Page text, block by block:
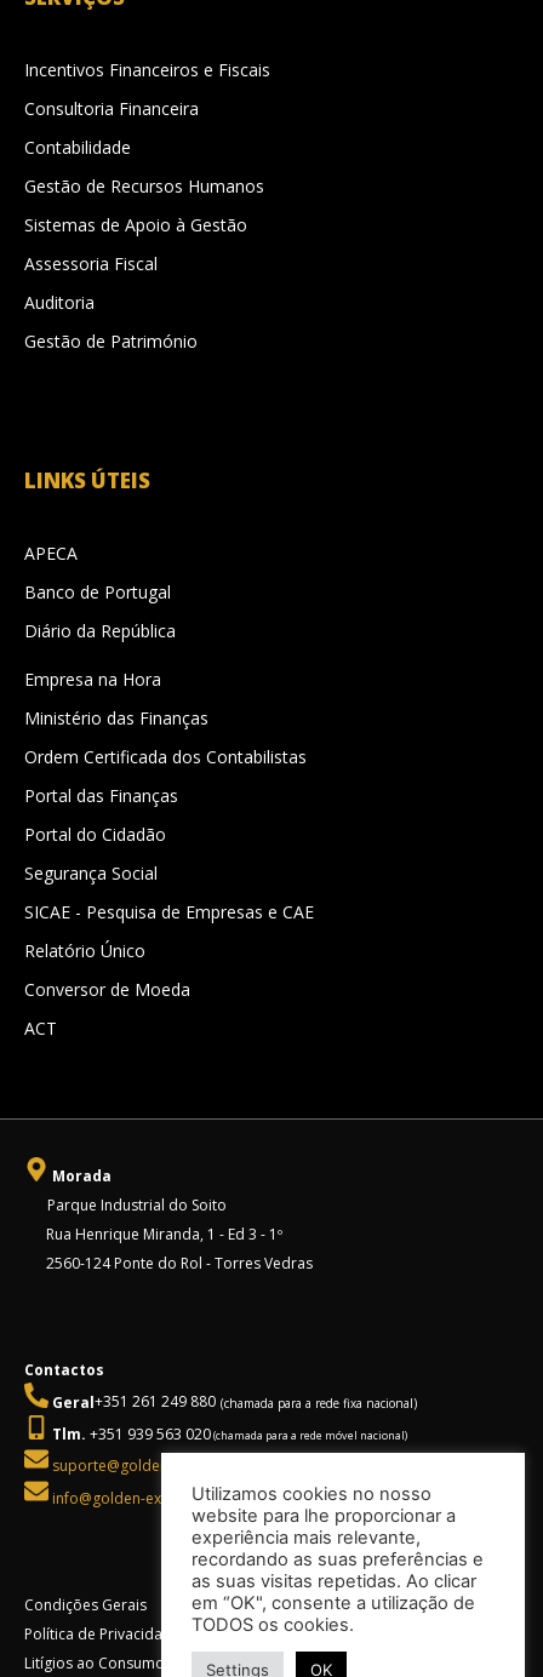
Incentivos Financeiros e Fiscais
Consultoria Financeira
Contabilidade
Gestão de Recursos Humanos
Sistemas de Apoio à Gestão
Assessoria Fiscal
Auditoria
Gestão de Património
LINKS ÚTEIS
APECA
Banco de Portugal
Diário da República
Empresa na Hora
Ministério das Finanças
Ordem Certificada dos Contabilistas
Portal das Finanças
Portal do Cidadão
Segurança Social
SICAE - Pesquisa de Empresas e CAE
Relatório Único
Conversor de Moeda
ACT
Morada
Parque Industrial do Soito
Rua Henrique Miranda, 1 - Ed 3 - 1º
2560-124 Ponte do Rol - Torres Vedras
Contactos
Geral+351 261 249 880 (chamada para a rede fixa nacional)
Tlm. +351 939 563 020(chamada para a rede móvel nacional)
suporte@golden-executive.pt
info@golden-executive.pt
Condições Gerais
Política de Privacidade
Litígios ao Consumo
Utilizamos cookies no nosso
website para lhe proporcionar a
experiência mais relevante,
recordando as suas preferências e
as suas visitas repetidas. Ao clicar
em “OK", consente a utilização de
TODOS os cookies.
Settings OK